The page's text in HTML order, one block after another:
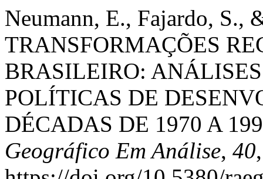
Neumann, E., Fajardo,
TRANSFORMAÇÕES
BRASILEIRO:
POLÍTICAS DE
DÉCADAS DE 1970 A
Geográfico Em Análise, 40